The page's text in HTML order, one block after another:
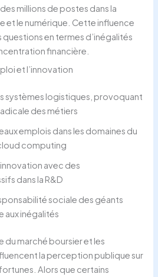
millions de postes dans la
et le numérique. Cette influence
en termes d’inégalités
financière.
et l’innovation
systèmes logistiques, provoquant
des métiers
emplois dans les domaines du
computing
avec des
dans la R&D
sociale des géants
inégalités
du marché boursier et les
la perception publique sur
Alors que certains